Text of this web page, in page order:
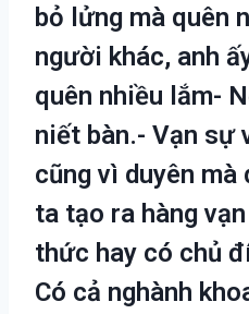
bỏ lửng mà quên
người khác, anh
quên nhiều lắm-
niết bàn.- Vạn sự
cũng vì duyên mà
ta tạo ra hàng
thức hay có chủ
Có cả nghành